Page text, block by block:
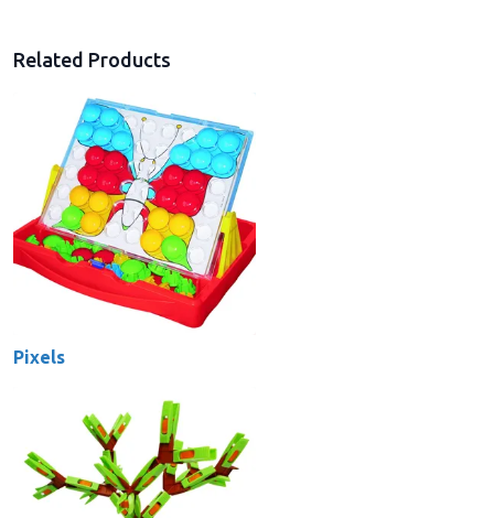
Related Products
Pixels